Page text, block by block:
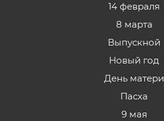
14 февраля
8 марта
Выпускной
Новый год
День матери
Пасха
9 мая